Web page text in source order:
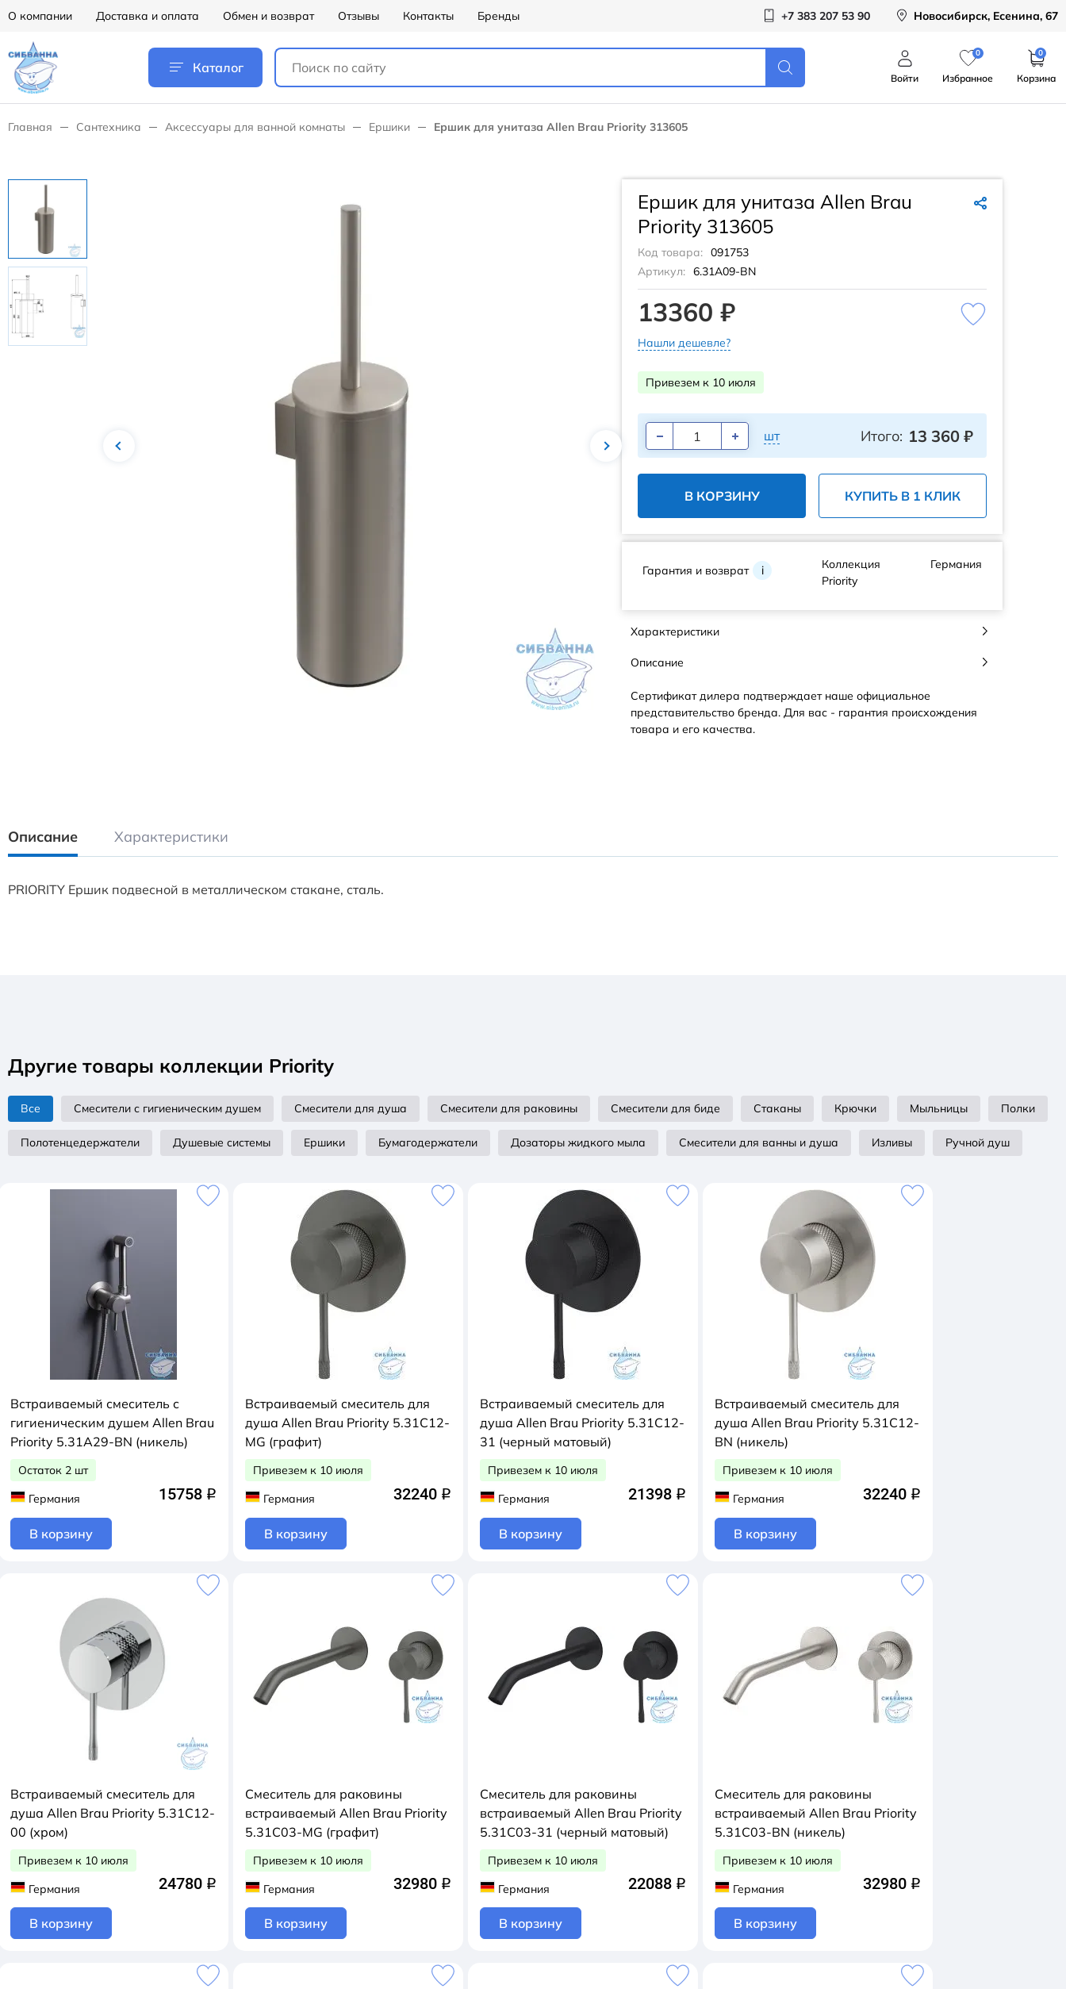
О компании Доставка и оплата Обмен и возврат Отзывы Контакты Бренды +7 383 207 53 90 Новосибирск, Есенина, 67
Каталог
Войти
0
Избранное
0
Корзина
Главная Сантехника Аксессуары для ванной комнаты Ершики Ершик для унитаза Allen Brau Priority 313605
Ершик для унитаза Allen Brau
Priority 313605
Код товара: 091753
Артикул: 6.31A09-BN
13360 ₽
Нашли дешевле?
Привезем к 10 июля
шт Итого: 13 360 ₽
В КОРЗИНУ КУПИТЬ В 1 КЛИК
Гарантия и возврат i
Коллекция
Priority
Германия
Характеристики
Описание
Сертификат дилера подтверждает наше официальное
представительство бренда. Для вас - гарантия происхождения
товара и его качества.
Описание Характеристики
PRIORITY Ершик подвесной в металлическом стакане, сталь.
Другие товары коллекции Priority
Все Смесители с гигиеническим душем Смесители для душа Смесители для раковины Смесители для биде Стаканы Крючки Мыльницы Полки
Полотенцедержатели Душевые системы Ершики Бумагодержатели Дозаторы жидкого мыла Смесители для ванны и душа Изливы Ручной душ
Встраиваемый смеситель с
гигиеническим душем Allen Brau
Priority 5.31A29-BN (никель)
Остаток 2 шт
Германия
15758 q
В корзину
Встраиваемый смеситель для
душа Allen Brau Priority 5.31C12-
MG (графит)
Привезем к 10 июля
Германия
32240 q
В корзину
Встраиваемый смеситель для
душа Allen Brau Priority 5.31C12-
31 (черный матовый)
Привезем к 10 июля
Германия
21398 q
В корзину
Встраиваемый смеситель для
душа Allen Brau Priority 5.31C12-
BN (никель)
Привезем к 10 июля
Германия
32240 q
В корзину
Встраиваемый смеситель для
душа Allen Brau Priority 5.31C12-
00 (хром)
Привезем к 10 июля
Германия
24780 q
В корзину
Смеситель для раковины
встраиваемый Allen Brau Priority
5.31C03-MG (графит)
Привезем к 10 июля
Германия
32980 q
В корзину
Смеситель для раковины
встраиваемый Allen Brau Priority
5.31C03-31 (черный матовый)
Привезем к 10 июля
Германия
22088 q
В корзину
Смеситель для раковины
встраиваемый Allen Brau Priority
5.31C03-BN (никель)
Привезем к 10 июля
Германия
32980 q
В корзину